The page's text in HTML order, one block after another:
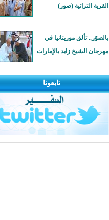
القرية التراثية (صور)
بالصوًر.. تألق موريتانيا في
مهرجان الشيخ زايد بالإمارات
تابعونا